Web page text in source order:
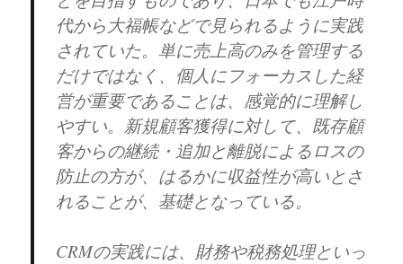
代から大福帳などで見られるように実践
されていた。単に売上高のみを管理する
だけではなく、個人にフォーカスした経
営が重要であることは、感覚的に理解し
やすい。新規顧客獲得に対して、既存顧
客からの継続・追加と離脱によるロスの
防止の方が、はるかに収益性が高いとさ
れることが、基礎となっている。
CRMの実践には、財務や税務処理といっ